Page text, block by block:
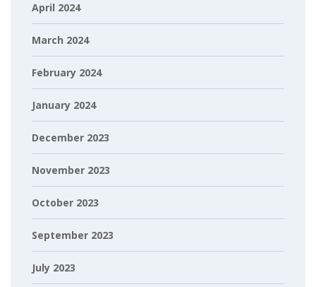
April 2024
March 2024
February 2024
January 2024
December 2023
November 2023
October 2023
September 2023
July 2023